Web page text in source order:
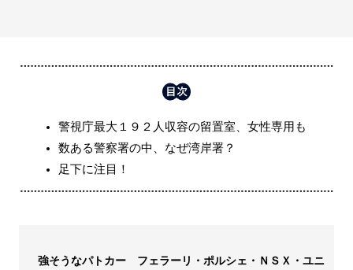
警視庁最大１９２人収容の留置室、女性専用も
数ある警察署の中、なぜ湾岸署？
足下に注目！
強そうなパトカー フェラーリ・ポルシェ・ＮＳＸ・ユニ